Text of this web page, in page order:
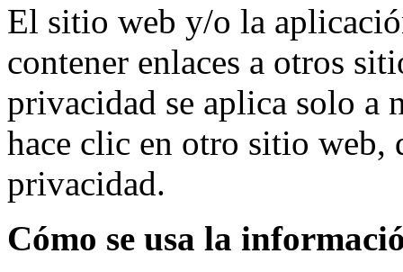
El sitio web y/o la
contener enlaces a otros
privacidad se aplica solo a
hace clic en otro sitio web,
privacidad.
Cómo se usa la